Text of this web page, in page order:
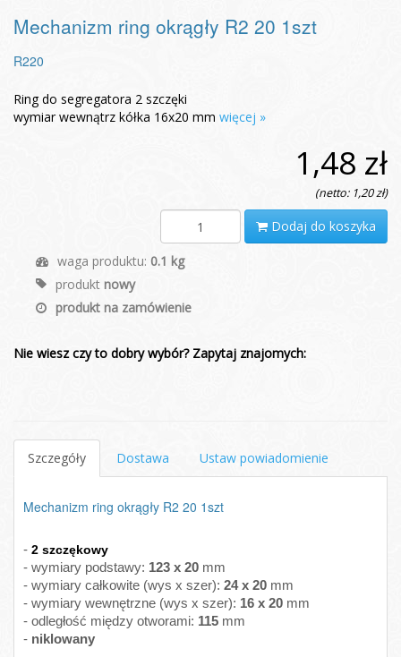
Mechanizm ring okrągły R2 20 1szt
R220
Ring do segregatora 2 szczęki
wymiar wewnątrz kółka 16x20 mm więcej »
1,48 zł
(netto: 1,20 zł)
Dodaj do koszyka
waga produktu: 0.1 kg
produkt nowy
produkt na zamówienie
Nie wiesz czy to dobry wybór? Zapytaj znajomych:
Szczegóły Dostawa Ustaw powiadomienie
Mechanizm ring okrągły R2 20 1szt
- 2 szczękowy
- wymiary podstawy: 123 x 20 mm
- wymiary całkowite (wys x szer): 24 x 20 mm
- wymiary wewnętrzne (wys x szer): 16 x 20 mm
- odległość między otworami: 115 mm
- niklowany